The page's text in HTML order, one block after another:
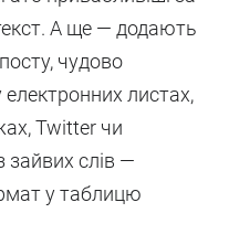
А ще — додають
чудово
листах,
Twitter чи
зайвих слів —
у таблицю